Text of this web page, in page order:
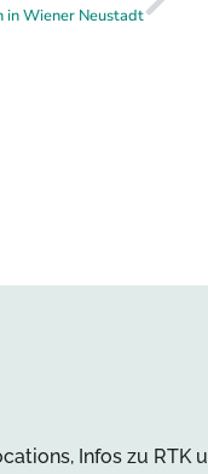
in Wiener Neustadt
Infos zu RTK